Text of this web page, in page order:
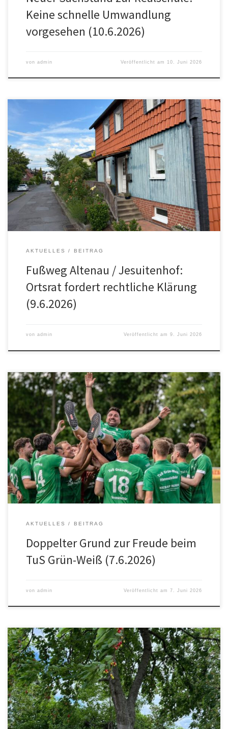
Keine schnelle Umwandlung
vorgesehen (10.6.2026)
von admin Veröffentlicht am 10. Juni 2026
Der geplante Ausbau eines Gehwegs im Bereich Altenau /
Jesuitenhof stößt im Ortsrat Himmelsthür auf deutliche Kritik. Aus
Sicht des Gremiums ist eine zentrale Frage bislang ungeklärt:
Handelt es sich bei der betroffenen Fläche überhaupt um
öffentlichen Raum oder weiterhin um Privatgrundstück?
Entscheidend ist dabei nicht der äußere Eindruck vor […]
AKTUELLES BEITRAG
Fußweg Altenau / Jesuitenhof:
Ortsrat fordert rechtliche Klärung
(9.6.2026)
von admin Veröffentlicht am9. Juni 2026
Himmelsthür kann stolz sein auf seinen TuS Grün-Weiß: Am Ende
der Saison 2025/26 haben sowohl die 1. Herrenmannschaft der
Handballsparte als auch die 1. Fußballherren ihr großes Ziel
erreicht und jeweils den Klassenerhalt gesichert. Damit krönen
beide Teams eine spannende und teils nervenaufreibende
Spielzeit mit einem erfolgreichen Abschluss. Für besonderen […]
AKTUELLES BEITRAG
Doppelter Grund zur Freude beim
TuS Grün-Weiß (7.6.2026)
von admin Veröffentlicht am7. Juni 2026
Die traditionelle Kirschbaumversteigerung des Ortsrats
Himmelsthür, die seit über 50 Jahren fester Bestandteil des
Dorflebens ist, kann in diesem Jahr aufgrund rückläufiger
Beteiligung nicht wie gewohnt stattfinden. Stattdessen beteiligt
sich der Ortsrat erstmals an der bundesweiten Ernteaktion „Gelbes
Band“. Was bedeutet das „Gelbe Band“? Bäume und Sträucher,
die mit einem […]